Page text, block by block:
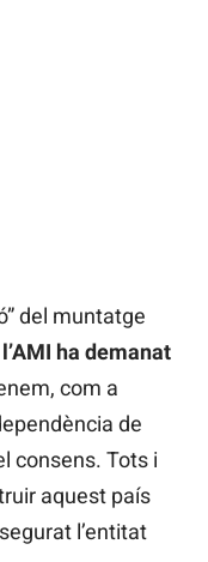
del muntatge
l’AMI ha demanat
com a
de
consens. Tots i
aquest país
l’entitat